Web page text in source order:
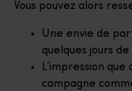
Vous pouvez alors
Une envie de
quelques jours
L’impression
campagne